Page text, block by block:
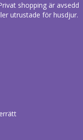
shopping är avsedd
utrustade för husdjur.